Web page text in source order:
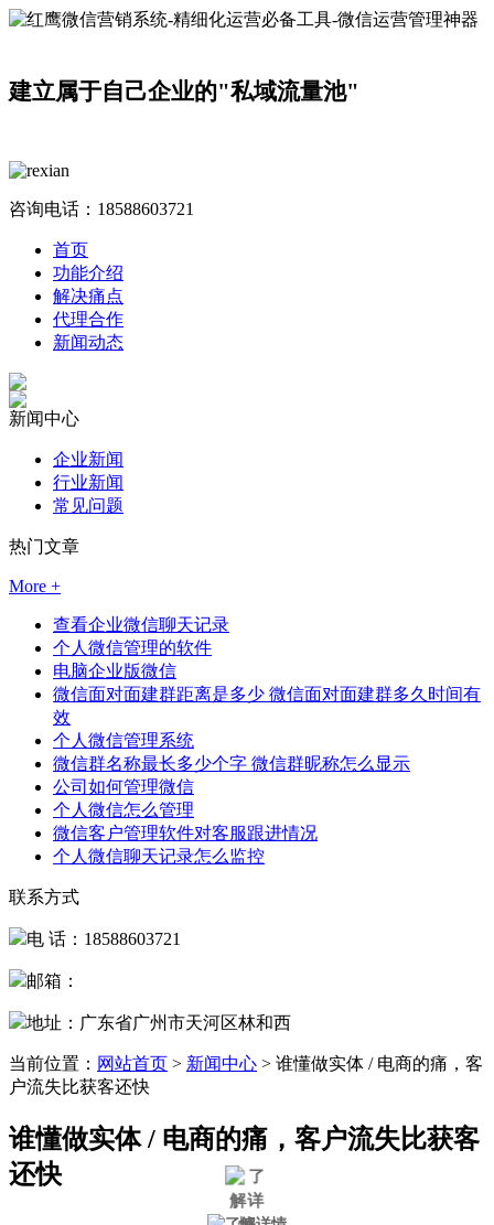
建立属于自己企业的"私域流量池"
咨询电话： 18588603721
首页
功能介绍
解决痛点
代理合作
新闻动态
新闻中心
企业新闻
行业新闻
常见问题
热门文章
More +
查看企业微信聊天记录
个人微信管理的软件
电脑企业版微信
微信面对面建群距离是多少 微信面对面建群多久时间有
效
个人微信管理系统
微信群名称最长多少个字 微信群昵称怎么显示
公司如何管理微信
个人微信怎么管理
微信客户管理软件对客服跟进情况
个人微信聊天记录怎么监控
联系方式
电 话：18588603721
邮箱：
地址：广东省广州市天河区林和西
当前位置： 网站首页 > 新闻中心 > 谁懂做实体 / 电商的痛，客
户流失比获客还快
谁懂做实体 / 电商的痛，客户流失比获客
还快